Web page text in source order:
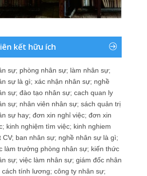
kết hữu ích
sự; phòng nhân sự; làm nhân sự;
sự là gì; xác nhận nhân sự; nghề
sự; đào tạo nhân sự; cach quan ly
sự; nhân viên nhân sự; sách quản trị
sự hay; đơn xin nghỉ việc; đơn xin
; kinh nghiệm tìm việc; kinh nghiem
CV; ban nhân sự; nghề nhân sự là gì;
làm trưởng phòng nhân sự; kiến thức
sự; việc làm nhân sự; giám đốc nhân
cách tính lương; công ty nhân sự;